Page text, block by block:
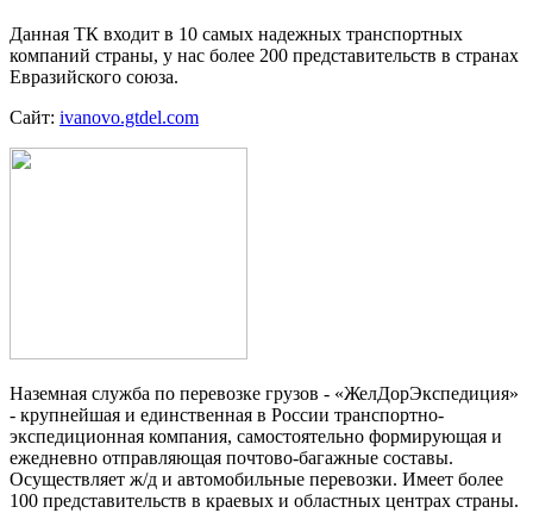
Данная ТК входит в 10 самых надежных транспортных
компаний страны, у нас более 200 представительств в странах
Евразийского союза.
Сайт: ivanovo.gtdel.com
Наземная служба по перевозке грузов - «ЖелДорЭкспедиция»
- крупнейшая и единственная в России транспортно-
экспедиционная компания, самостоятельно формирующая и
ежедневно отправляющая почтово-багажные составы.
Осуществляет ж/д и автомобильные перевозки. Имеет более
100 представительств в краевых и областных центрах страны.